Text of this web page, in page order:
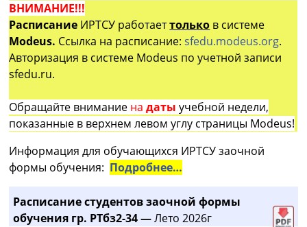
ВНИМАНИЕ!!!
Расписание ИРТСУ работаеттолько в системе
Modeus. Ссылка на расписание:sfedu.modeus.org.
Авторизация в системе Modeus по учетной записи
sfedu.ru.
Обращайте внимание на датыучебной недели,
показанные в верхнем левом углу страницы Modeus!
Информация для обучающихся ИРТСУ заочной
формы обучения: Подробнее…
Расписание студентов заочной формы
обучения гр. РТбз2-34 —Лето 2026г